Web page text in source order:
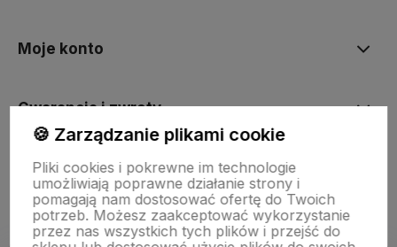
Moje konto
Gwarancja i zwroty
O firmie
🍪 Zarządzanie plikami cookie
Pliki cookies i pokrewne im technologie
umożliwiają poprawne działanie strony i
pomagają nam dostosować ofertę do Twoich
potrzeb. Możesz zaakceptować wykorzystanie
przez nas wszystkich tych plików i przejść do